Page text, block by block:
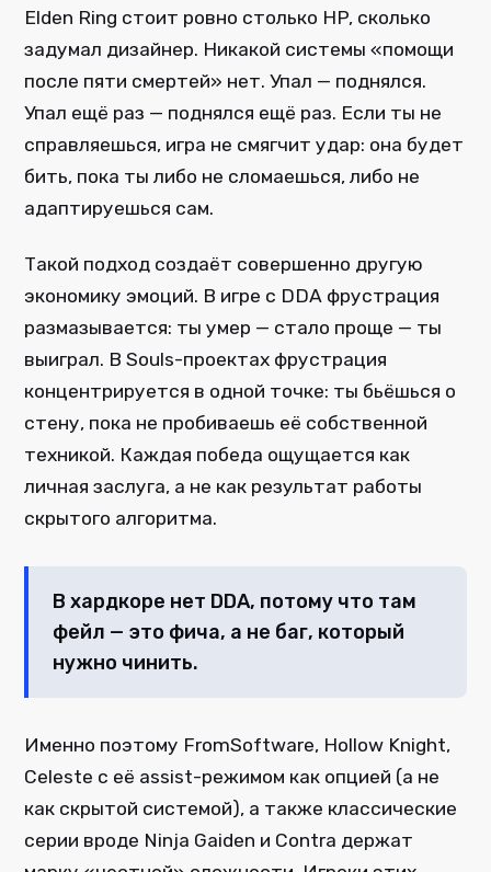
Elden Ring стоит ровно столько HP, сколько
задумал дизайнер. Никакой системы «помощи
после пяти смертей» нет. Упал — поднялся.
Упал ещё раз — поднялся ещё раз. Если ты не
справляешься, игра не смягчит удар: она будет
бить, пока ты либо не сломаешься, либо не
адаптируешься сам.
Такой подход создаёт совершенно другую
экономику эмоций. В игре с DDA фрустрация
размазывается: ты умер — стало проще — ты
выиграл. В Souls-проектах фрустрация
концентрируется в одной точке: ты бьёшься о
стену, пока не пробиваешь её собственной
техникой. Каждая победа ощущается как
личная заслуга, а не как результат работы
скрытого алгоритма.
В хардкоре нет DDA, потому что там
фейл — это фича, а не баг, который
нужно чинить.
Именно поэтому FromSoftware, Hollow Knight,
Celeste с её assist-режимом как опцией (а не
как скрытой системой), а также классические
серии вроде Ninja Gaiden и Contra держат